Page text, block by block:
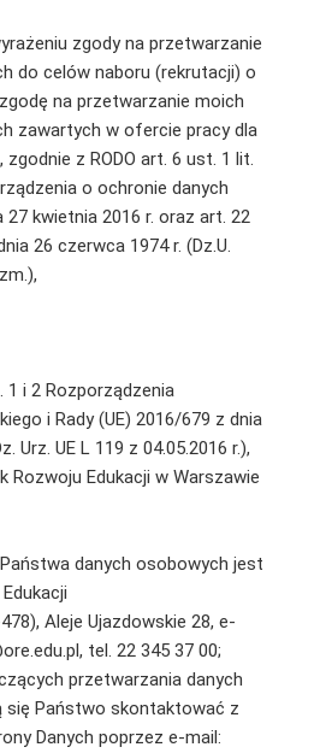
zgody na przetwarzanie
do celów naboru (rekrutacji) o
na przetwarzanie moich
zawartych w ofercie pracy dla
z RODO art. 6 ust. 1 lit.
o ochronie danych
kwietnia 2016 r. oraz art. 22
26 czerwca 1974 r. (Dz.U.
1 i 2 Rozporządzenia
i Rady (UE) 2016/679 z dnia
Urz. UE L 119 z 04.05.2016 r.),
Rozwoju Edukacji w Warszawie
danych osobowych jest
Aleje Ujazdowskie 28, e-
tel. 22 345 37 00;
przetwarzania danych
się Państwo skontaktować z
Danych poprzez e-mail: